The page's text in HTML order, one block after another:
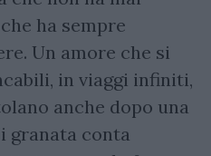
ha sempre
Un amore che si
in viaggi infiniti,
anche dopo una
granata conta